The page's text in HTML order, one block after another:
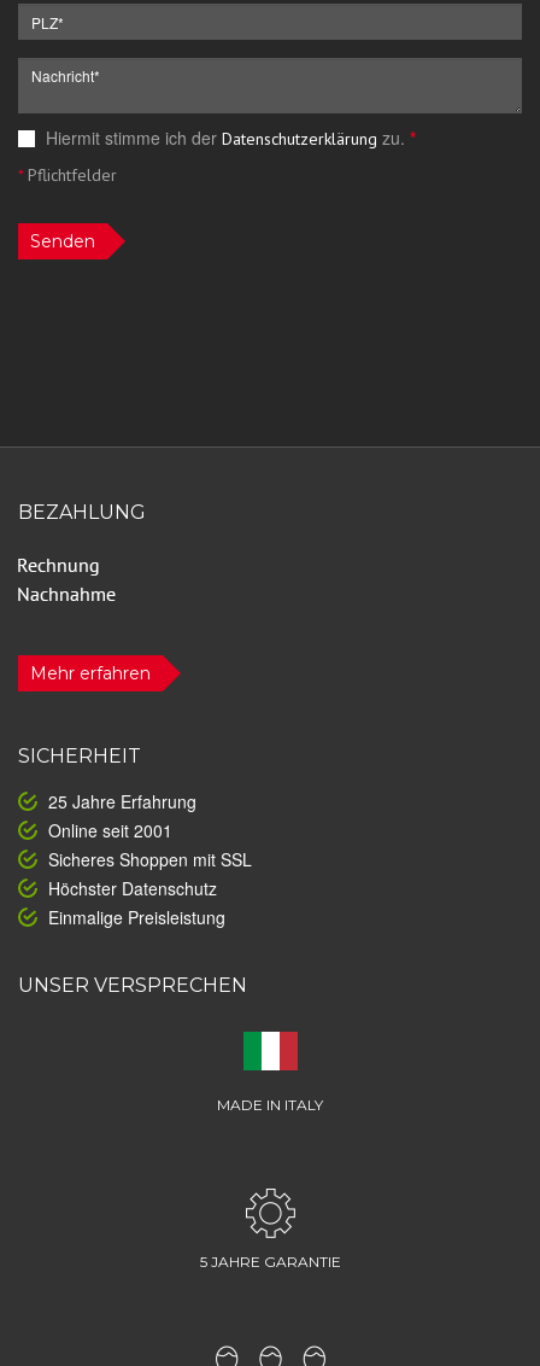
Hiermit stimme ich der Datenschutzerklärung zu. *
*Pflichtfelder
Senden
BEZAHLUNG
Mehr erfahren
SICHERHEIT
25 Jahre Erfahrung
Online seit 2001
Sicheres Shoppen mit SSL
Höchster Datenschutz
Einmalige Preisleistung
UNSER VERSPRECHEN
MADE IN ITALY
5 JAHRE GARANTIE